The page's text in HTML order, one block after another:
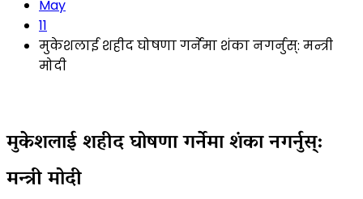
May
11
मुकेशलाई शहीद घोषणा गर्नेमा शंका नगर्नुस्: मन्त्री
मोदी
मुकेशलाई शहीद घोषणा गर्नेमा शंका नगर्नुस्:
मन्त्री मोदी